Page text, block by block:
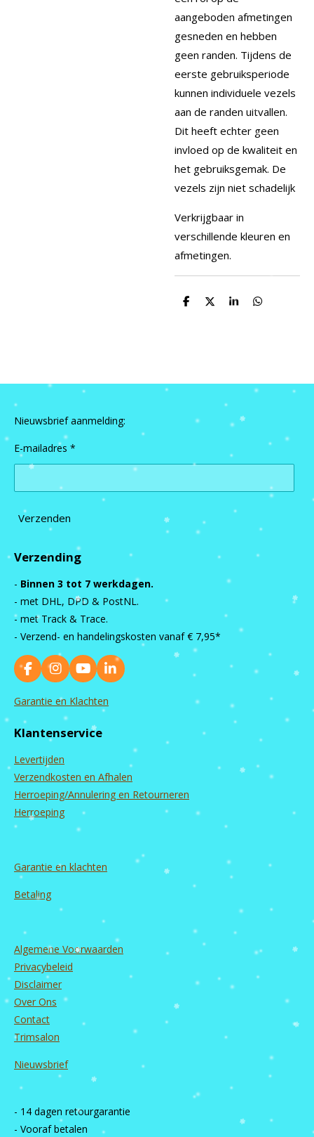
aangeboden afmetingen
gesneden en hebben
geen randen. Tijdens de
eerste gebruiksperiode
kunnen individuele vezels
aan de randen uitvallen.
Dit heeft echter geen
invloed op de kwaliteit en
het gebruiksgemak. De
vezels zijn niet schadelijk
Verkrijgbaar in
verschillende kleuren en
afmetingen.
D
D
S
D
Nieuwsbrief aanmelding:
E-mailadres *
Verzenden
Verzending
- Binnen 3 tot 7 werkdagen.
- met DHL, DPD & PostNL.
- met Track & Trace.
- Verzend- en handelingskosten vanaf € 7,95*
F
a
c
o
k
I
n
s
g
a
m
Y
o
u
b
L
i
Garantie en Klachten
Klantenservice
Levertijden
Verzendkosten en Afhalen
Herroeping/Annulering en Retourneren
Herroeping
Garantie en klachten
Betaling
Algemene Voorwaarden
Privacybeleid
Disclaimer
Over Ons
Contact
Trimsalon
Nieuwsbrief
- 14 dagen retourgarantie
- Vooraf betalen